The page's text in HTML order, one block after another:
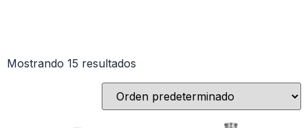
Mostrando 15 resultados